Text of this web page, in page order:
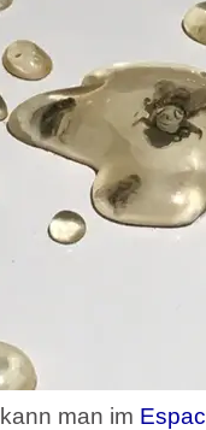
man im